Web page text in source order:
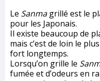
Le Sanmagrillé est le
pour les Japonais.
Il existe beaucoup de
mais c’est de loin le
fort longtemps.
Lorsqu’on grille le
fumée et d’odeurs en